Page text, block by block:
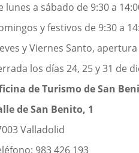
lunes a sábado de 9:30 a
y festivos de 9:30 a
y Viernes Santo,
los días 24, 25 y 31 de
de Turismo de San
de San Benito, 1
Valladolid
983 426 193